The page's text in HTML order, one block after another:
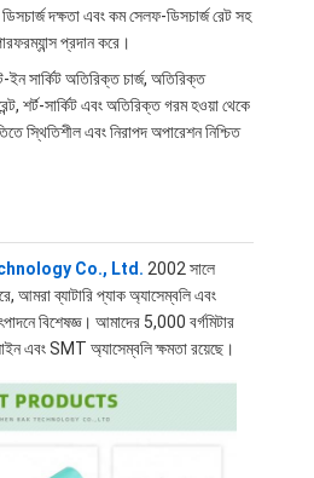
দক্ষতা এবং কম সেলফ-ডিসচার্জ রেট সহ
প্রদান করে।
ইন সার্কিট অতিরিক্ত চার্জ, অতিরিক্ত
শর্ট-সার্কিট এবং অতিরিক্ত গরম হওয়া থেকে
স্থিতিশীল এবং নিরাপদ অপারেশন নিশ্চিত
Co., Ltd. 2002 সালে
আমরা ব্যাটারি প্যাক অ্যাসেম্বলি এবং
বিশেষজ্ঞ। আমাদের 5,000 বর্গমিটার
এবং SMT অ্যাসেম্বলি ক্ষমতা রয়েছে।